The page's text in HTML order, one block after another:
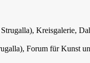
Kreisgalerie,
Forum für Kunst